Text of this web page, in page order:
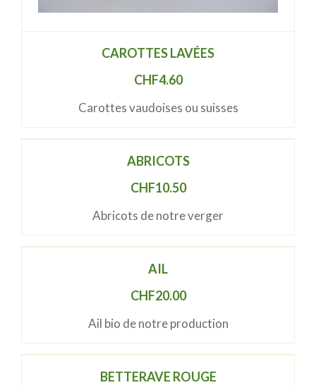
CAROTTES LAVÉES
CHF4.60
Carottes vaudoises ou suisses
ABRICOTS
CHF10.50
Abricots de notre verger
AIL
CHF20.00
Ail bio de notre production
BETTERAVE ROUGE